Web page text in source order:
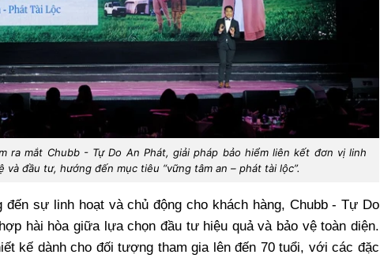
ra mắt Chubb - Tự Do An Phát, giải pháp bảo hiểm liên kết đơn vị linh
và đầu tư, hướng đến mục tiêu “vững tâm an – phát tài lộc”.
đến sự linh hoạt và chủ động cho khách hàng, Chubb - Tự Do
hài hòa giữa lựa chọn đầu tư hiệu quả và bảo vệ toàn diện.
kế dành cho đối tượng tham gia lên đến 70 tuổi, với các đặc